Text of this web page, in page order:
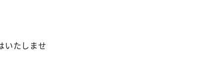
いたしませ